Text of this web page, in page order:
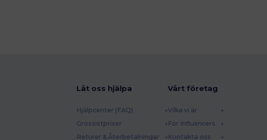
Låt oss hjälpa
Hjälpcenter (FAQ)
Grossistpriser
Returer & Återbetalningar
Vårt företag
Vilka vi är
För Influencers
Kontakta oss